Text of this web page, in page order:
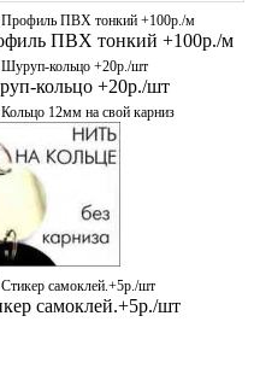
Профиль ПВХ тонкий +100р./м
Шуруп-кольцо +20р./шт
Кольцо 12мм на свой карниз
Стикер самоклей.+5р./шт